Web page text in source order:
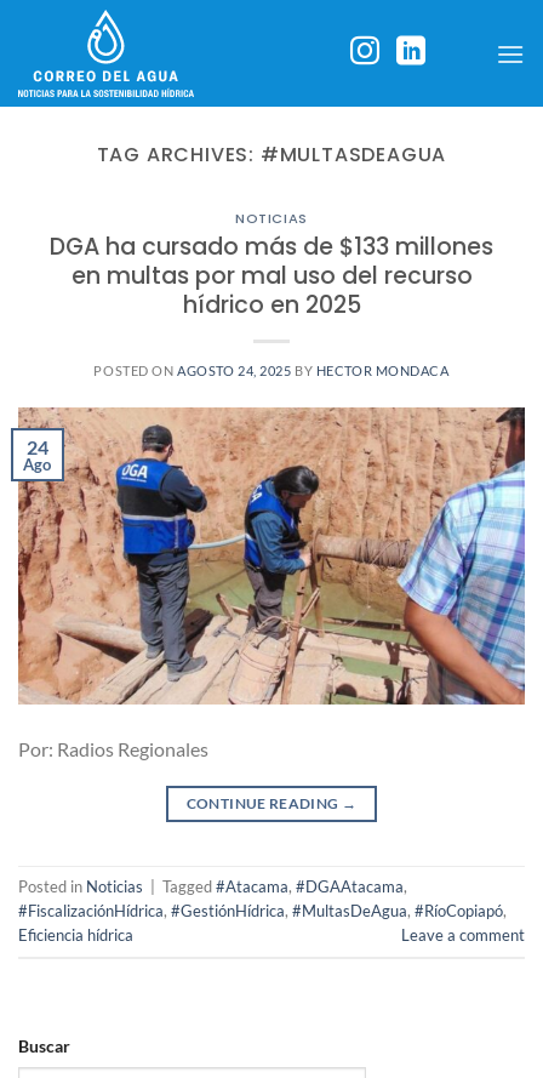
content
TAG ARCHIVES: #MULTASDEAGUA
NOTICIAS
DGA ha cursado más de $133 millones
en multas por mal uso del recurso
hídrico en 2025
POSTED ON AGOSTO 24, 2025 BY HECTOR MONDACA
24
Ago
Por: Radios Regionales
CONTINUE READING →
Posted in Noticias Tagged#Atacama, #DGAAtacama,
#FiscalizaciónHídrica, #GestiónHídrica, #MultasDeAgua, #RíoCopiapó,
Eficiencia hídrica
Leave a comment
Buscar